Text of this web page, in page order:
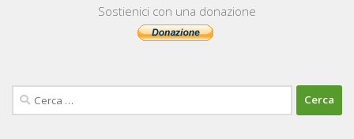
Sostienici con una donazione
Ricerca
per: